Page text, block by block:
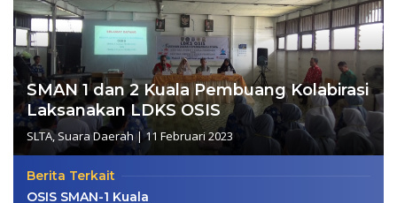
SMAN 1 dan 2 Kuala Pembuang Kolabirasi
Laksanakan LDKS OSIS
SLTA,Suara Daerah|11 Februari 2023
Berita Terkait
OSIS SMAN-1 Kuala